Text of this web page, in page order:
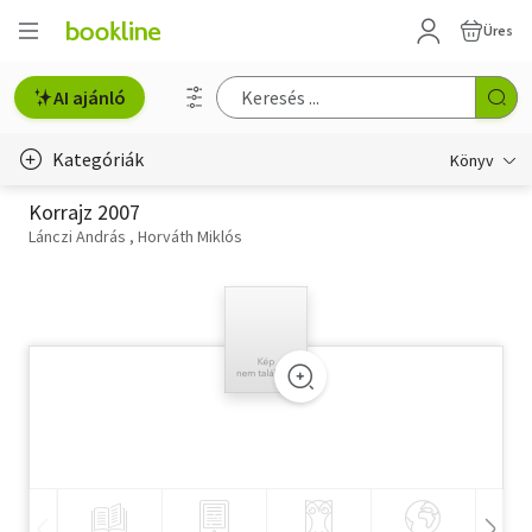
Üres
AI ajánló
Kategóriák Könyv
Életmód, egészség
Szakkönyv
Korrajz 2007
Lánczi András Horváth Miklós